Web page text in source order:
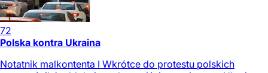
72
Polska kontra Ukraina
Notatnik malkontenta I Wkrótce do protestu polskich